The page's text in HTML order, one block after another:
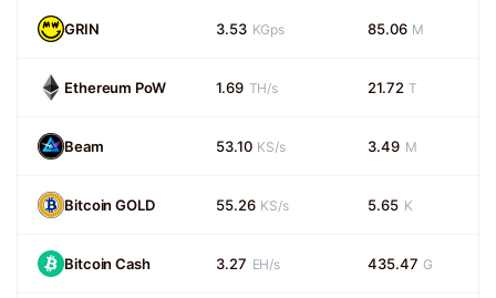
GRIN 3.53 KGps 85.06 M
Ethereum PoW 1.69 TH/s 21.72 T
Beam 53.10 KS/s 3.49 M
Bitcoin GOLD 55.26 KS/s 5.65 K
Bitcoin Cash 3.27 EH/s 435.47 G